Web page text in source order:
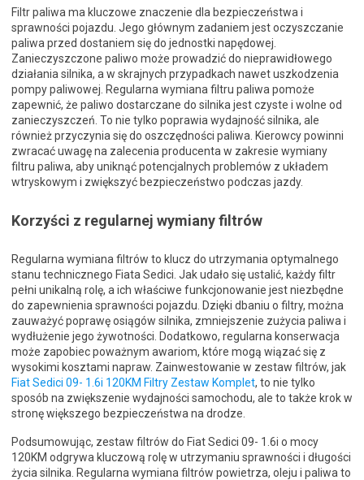
Filtr paliwa ma kluczowe znaczenie dla bezpieczeństwa i
sprawności pojazdu. Jego głównym zadaniem jest oczyszczanie
paliwa przed dostaniem się do jednostki napędowej.
Zanieczyszczone paliwo może prowadzić do nieprawidłowego
działania silnika, a w skrajnych przypadkach nawet uszkodzenia
pompy paliwowej. Regularna wymiana filtru paliwa pomoże
zapewnić, że paliwo dostarczane do silnika jest czyste i wolne od
zanieczyszczeń. To nie tylko poprawia wydajność silnika, ale
również przyczynia się do oszczędności paliwa. Kierowcy powinni
zwracać uwagę na zalecenia producenta w zakresie wymiany
filtru paliwa, aby uniknąć potencjalnych problemów z układem
wtryskowym i zwiększyć bezpieczeństwo podczas jazdy.
Korzyści z regularnej wymiany filtrów
Regularna wymiana filtrów to klucz do utrzymania optymalnego
stanu technicznego Fiata Sedici. Jak udało się ustalić, każdy filtr
pełni unikalną rolę, a ich właściwe funkcjonowanie jest niezbędne
do zapewnienia sprawności pojazdu. Dzięki dbaniu o filtry, można
zauważyć poprawę osiągów silnika, zmniejszenie zużycia paliwa i
wydłużenie jego żywotności. Dodatkowo, regularna konserwacja
może zapobiec poważnym awariom, które mogą wiązać się z
wysokimi kosztami napraw. Zainwestowanie w zestaw filtrów, jak
Fiat Sedici 09- 1.6i 120KM Filtry Zestaw Komplet, to nie tylko
sposób na zwiększenie wydajności samochodu, ale to także krok w
stronę większego bezpieczeństwa na drodze.
Podsumowując, zestaw filtrów do Fiat Sedici 09- 1.6i o mocy
120KM odgrywa kluczową rolę w utrzymaniu sprawności i długości
życia silnika. Regularna wymiana filtrów powietrza, oleju i paliwa to